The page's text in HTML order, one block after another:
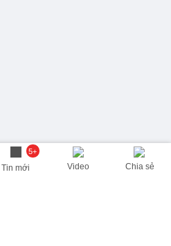
5+
Tin mới Video Chia sẻ